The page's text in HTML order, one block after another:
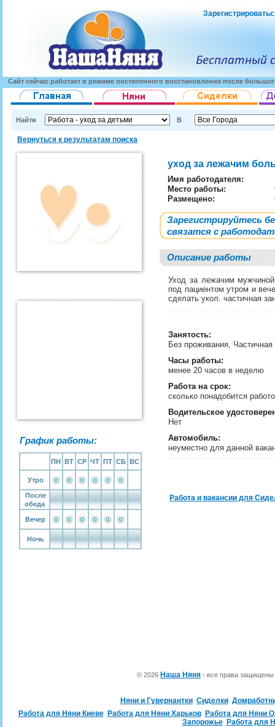
Сайт сейчас работает в режиме постепенного восстановления после
Найти В
Вернуться к результатам поиска
График работы:
ПН ВТ СР ЧТ ПТ СБ ВС
Утро
После
обеда
Вечер
Ночь
уход за лежачим
Имя работодателя:
Место работы:
Размещено:
Зарегистрируйтесь
связатся с
Описание работы
Уход за лежачим мужчиной
под пациентом утром и
сделать укол. частичная
Занятость:
Без проживания, Частичная
Часы работы:
менее 20 часов в неделю
Работа на срок:
сколько понадобится
Водительское
Нет
Автомобиль:
неуместно для данной
Работа и вакансии для
© 2026 Наша Няня - все права
Няни и Гувернантки Сиделки
Работа для Няни Киеве
Работа для Няни Харьков
Работа для Няни
Запорожье
Работа для